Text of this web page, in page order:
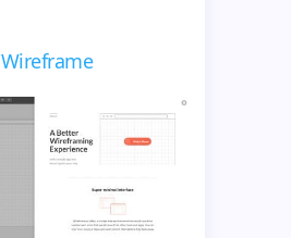
Wireframe